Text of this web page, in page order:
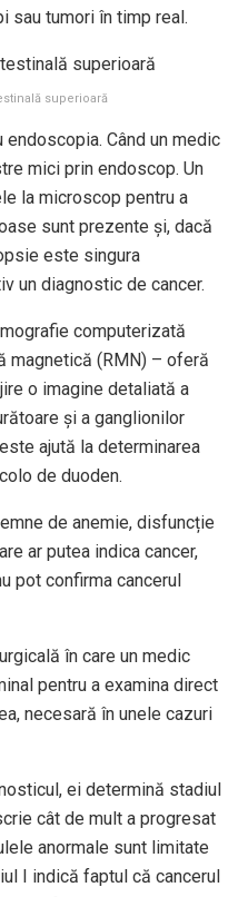
sau tumori în timp real.
superioară
endoscopia. Când un medic
mici prin endoscop. Un
la microscop pentru a
sunt prezente și, dacă
este singura
un diagnostic de cancer.
computerizată
magnetică (RMN) – oferă
o imagine detaliată a
și a ganglionilor
ajută la determinarea
de duoden.
de anemie, disfuncție
ar putea indica cancer,
pot confirma cancerul
în care un medic
pentru a examina direct
necesară în unele cazuri
ei determină stadiul
cât de mult a progresat
anormale sunt limitate
I indică faptul că cancerul